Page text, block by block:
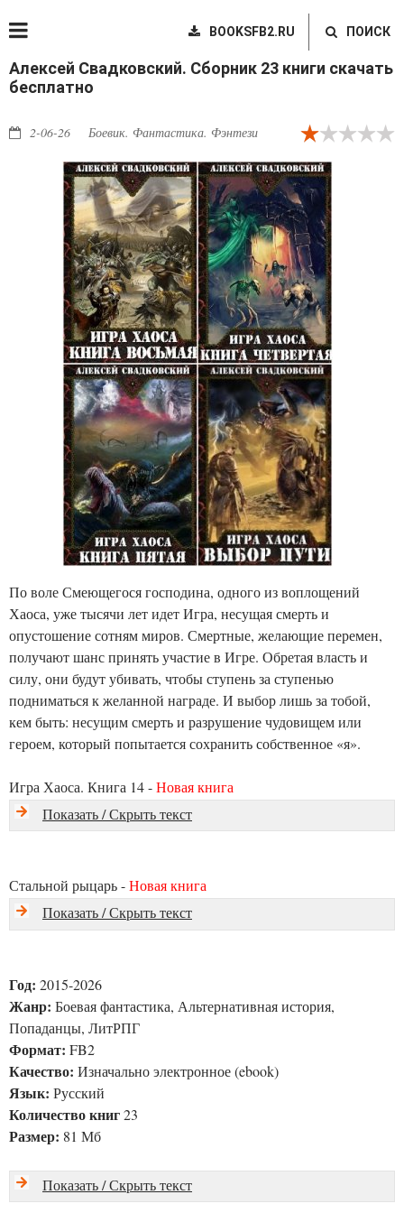
BOOKSFB2.RU ПОИСК
Алексей Свадковский. Сборник 23 книги скачать
бесплатно
2-06-26 Боевик. Фантастика. Фэнтези
По воле Смеющегося господина, одного из воплощений
Хаоса, уже тысячи лет идет Игра, несущая смерть и
опустошение сотням миров. Смертные, желающие перемен,
получают шанс принять участие в Игре. Обретая власть и
силу, они будут убивать, чтобы ступень за ступенью
подниматься к желанной награде. И выбор лишь за тобой,
кем быть: несущим смерть и разрушение чудовищем или
героем, который попытается сохранить собственное «я».
Игра Хаоса. Книга 14 -Новая книга
Показать / Скрыть текст
Стальной рыцарь -Новая книга
Показать / Скрыть текст
Год: 2015-2026
Жанр: Боевая фантастика, Альтернативная история,
Попаданцы, ЛитРПГ
Формат: FB2
Качество: Изначально электронное (ebook)
Язык: Русский
Количество книг23
Размер: 81 Мб
Показать / Скрыть текст